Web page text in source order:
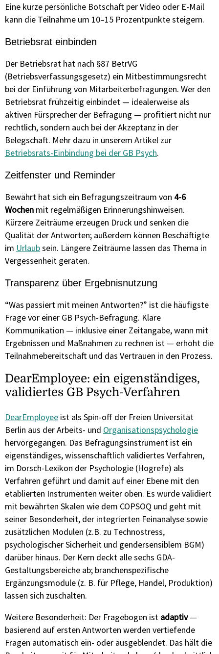
Eine kurze persönliche Botschaft per Video oder E-Mail
kann die Teilnahme um 10–15 Prozentpunkte steigern.
Betriebsrat einbinden
Der Betriebsrat hat nach §87 BetrVG
(Betriebsverfassungsgesetz) ein Mitbestimmungsrecht
bei der Einführung von Mitarbeiterbefragungen. Wer den
Betriebsrat frühzeitig einbindet — idealerweise als
aktiven Fürsprecher der Befragung — profitiert nicht nur
rechtlich, sondern auch bei der Akzeptanz in der
Belegschaft. Mehr dazu in unserem Artikel zur
Betriebsrats-Einbindung bei der GB Psych.
Zeitfenster und Reminder
Bewährt hat sich ein Befragungszeitraum von 4-6
Wochen mit regelmäßigen Erinnerungshinweisen.
Kürzere Zeiträume erzeugen Druck und senken die
Qualität der Antworten; außerdem können Beschäftigte
im Urlaubsein. Längere Zeiträume lassen das Thema in
Vergessenheit geraten.
Transparenz über Ergebnisnutzung
“Was passiert mit meinen Antworten?” ist die häufigste
Frage vor einer GB Psych-Befragung. Klare
Kommunikation — inklusive einer Zeitangabe, wann mit
Ergebnissen und Maßnahmen zu rechnen ist — erhöht die
Teilnahmebereitschaft und das Vertrauen in den Prozess.
DearEmployee: ein eigenständiges,
validiertes GB Psych-Verfahren
DearEmployee ist als Spin-off der Freien Universität
Berlin aus der Arbeits- und Organisationspsychologie
hervorgegangen. Das Befragungsinstrument ist ein
eigenständiges, wissenschaftlich validiertes Verfahren,
im Dorsch-Lexikon der Psychologie (Hogrefe) als
Verfahren geführt und damit auf einer Ebene mit den
etablierten Instrumenten weiter oben. Es wurde validiert
mit bewährten Skalen wie dem COPSOQ und geht mit
seiner Besonderheit, der integrierten Feinanalyse sowie
zusätzlichen Modulen (z.B. zu Technostress,
psychologischer Sicherheit und gendersensiblem BGM)
darüber hinaus. Der Kern deckt alle sechs GDA-
Gestaltungsbereiche ab; branchenspezifische
Ergänzungsmodule (z. B. für Pflege, Handel, Produktion)
lassen sich zuschalten.
Weitere Besonderheit: Der Fragebogen ist adaptiv—
basierend auf ersten Antworten werden vertiefende
Fragen automatisch ein- oder ausgeblendet. Das hält die